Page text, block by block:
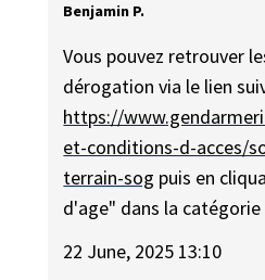
Benjamin P.
Vous pouvez retrouver
dérogation via le lien
https://
et-conditions-d-acces/
terrain-sog puis en
d'age" dans la
22 June, 2025 13:10